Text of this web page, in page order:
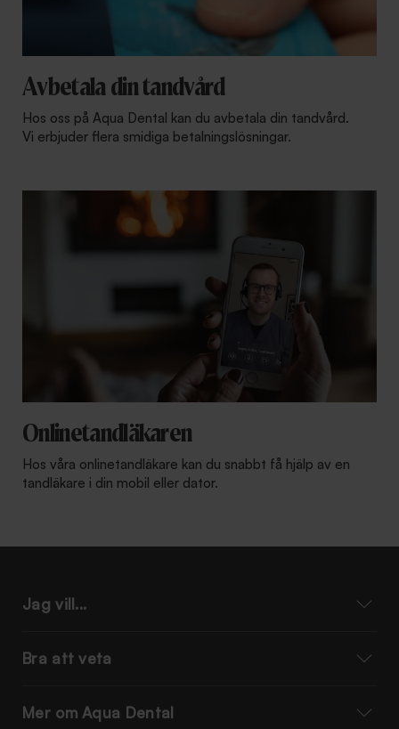
Avbetala din tandvård
Hos oss på Aqua Dental kan du avbetala din tandvård.
Vi erbjuder flera smidiga betalningslösningar.
Onlinetandläkaren
Hos våra onlinetandläkare kan du snabbt få hjälp av en
tandläkare i din mobil eller dator.
Jag vill...
Bra att veta
Mer om Aqua Dental